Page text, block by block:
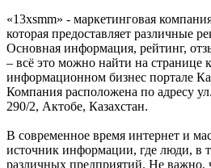
«13xsmm» - маркетинговая
которая предоставляет различные
Основная информация, рейтинг,
– всё это можно найти на странице
информационном бизнес портале
Компания расположена по адресу
290/2, Актобе, Казахстан.
В современное время интернет и
источник информации, где люди, в
различных предприятий. Не важно,